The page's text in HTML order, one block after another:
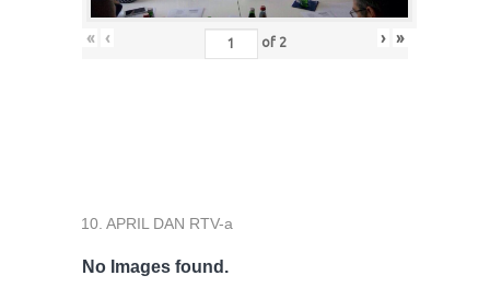
« ‹ of 2 › »
10. APRIL DAN RTV-a
No Images found.